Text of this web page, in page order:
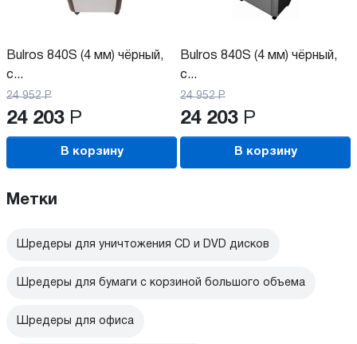
Bulros 840S (4 мм) чёрный,
с...
24 952 Р
24 203 Р
В корзину
Bulros 840S (4 мм) чёрный,
с...
24 952 Р
24 203 Р
В корзину
Метки
Шредеры для уничтожения CD и DVD дисков
Шредеры для бумаги с корзиной большого объема
Шредеры для офиса